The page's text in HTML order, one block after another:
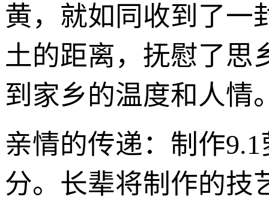
黄，就如同收到了一
土的距离，抚慰了思
到家乡的温度和人情
亲情的传递：制作
分。长辈将制作的技